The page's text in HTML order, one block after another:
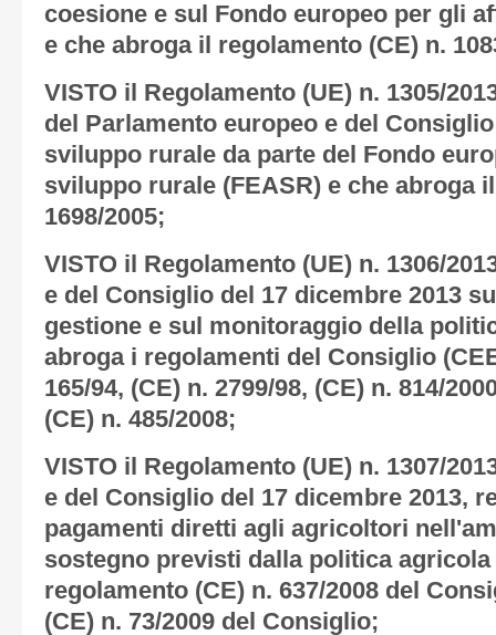
coesione e sul Fondo europeo per gli
e che abroga il regolamento (CE) n.
VISTO il Regolamento (UE) n. 1305/
del Parlamento europeo e del
sviluppo rurale da parte del Fondo
sviluppo rurale (FEASR) e che abroga
1698/2005;
VISTO il Regolamento (UE) n. 1306/
e del Consiglio del 17 dicembre 2013
gestione e sul monitoraggio della
abroga i regolamenti del Consiglio
165/94, (CE) n. 2799/98, (CE) n. 814/
(CE) n. 485/2008;
VISTO il Regolamento (UE) n. 1307/
e del Consiglio del 17 dicembre 2013,
pagamenti diretti agli agricoltori
sostegno previsti dalla politica
regolamento (CE) n. 637/2008 del
(CE) n. 73/2009 del Consiglio;